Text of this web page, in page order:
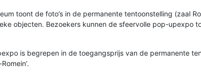
toont de foto’s in de permanente tentoonstelling (zaal
objecten. Bezoekers kunnen de sfeervolle pop-upexpo
is begrepen in de toegangsprijs van de permanente